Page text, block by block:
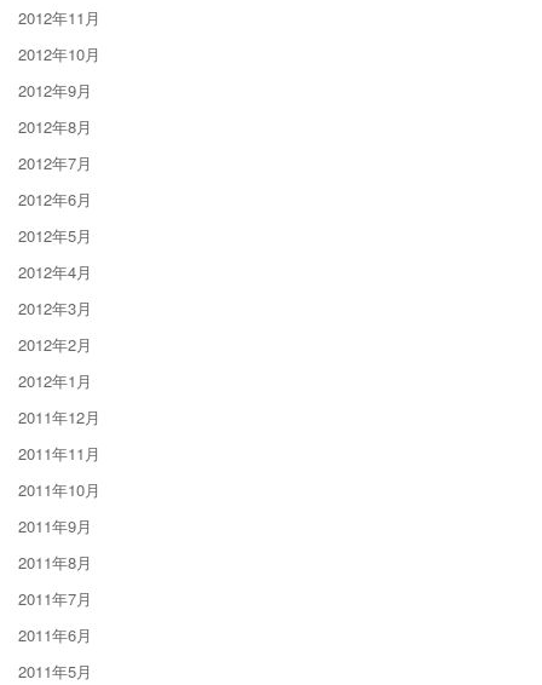
2012年11月
2012年10月
2012年9月
2012年8月
2012年7月
2012年6月
2012年5月
2012年4月
2012年3月
2012年2月
2012年1月
2011年12月
2011年11月
2011年10月
2011年9月
2011年8月
2011年7月
2011年6月
2011年5月